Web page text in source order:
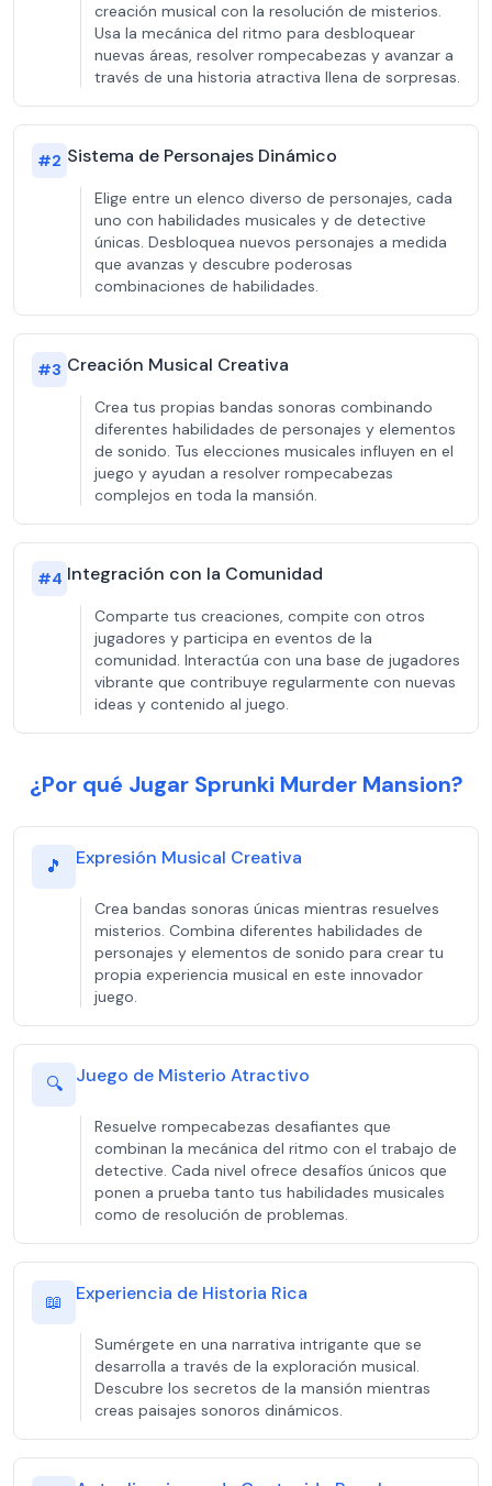
creación musical con la resolución de misterios.
Usa la mecánica del ritmo para desbloquear
nuevas áreas, resolver rompecabezas y avanzar a
través de una historia atractiva llena de sorpresas.
#2 Sistema de Personajes Dinámico
Elige entre un elenco diverso de personajes, cada
uno con habilidades musicales y de detective
únicas. Desbloquea nuevos personajes a medida
que avanzas y descubre poderosas
combinaciones de habilidades.
#3 Creación Musical Creativa
Crea tus propias bandas sonoras combinando
diferentes habilidades de personajes y elementos
de sonido. Tus elecciones musicales influyen en el
juego y ayudan a resolver rompecabezas
complejos en toda la mansión.
#4 Integración con la Comunidad
Comparte tus creaciones, compite con otros
jugadores y participa en eventos de la
comunidad. Interactúa con una base de jugadores
vibrante que contribuye regularmente con nuevas
ideas y contenido al juego.
¿Por qué Jugar Sprunki Murder Mansion?
🎵 Expresión Musical Creativa
Crea bandas sonoras únicas mientras resuelves
misterios. Combina diferentes habilidades de
personajes y elementos de sonido para crear tu
propia experiencia musical en este innovador
juego.
🔍 Juego de Misterio Atractivo
Resuelve rompecabezas desafiantes que
combinan la mecánica del ritmo con el trabajo de
detective. Cada nivel ofrece desafíos únicos que
ponen a prueba tanto tus habilidades musicales
como de resolución de problemas.
📖 Experiencia de Historia Rica
Sumérgete en una narrativa intrigante que se
desarrolla a través de la exploración musical.
Descubre los secretos de la mansión mientras
creas paisajes sonoros dinámicos.